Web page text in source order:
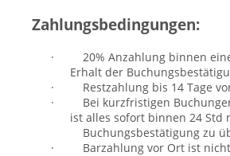
Zahlungsbedingungen:
· 20% Anzahlung binnen
Erhalt der
· Restzahlung bis 14 Tage
· Bei kurzfristigen
ist alles sofort binnen 24 Std
Buchungsbestätigung zu
· Barzahlung vor Ort ist